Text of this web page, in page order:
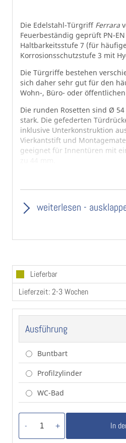
Die Edelstahl-Türgriff Ferrara
Feuerbeständig geprüft PN-EN
Haltbarkeitsstufe 7 (für
Korrosionsschutzstufe 3 mit
Die Türgriffe bestehen
sich daher sehr gut für den
Wohn-, Büro- oder
Die runden Rosetten sind Ø
stark. Die gefederten
inklusive Unterkonstruktion
Vierkantstift und
geeignet für Innentüren mit
1 Paar Türdrücker mit runden
1 Paar Buntbart-,
Griffform: gewölbt/gebogen
Farbe: Edelstahl matt
Klasse 4: EN1906
inklusive 8x8 mm Vierkantstift
weiterlesen -
Lieferbar
Lieferzeit: 2-3 Wochen
Ausführung
Buntbart
Profilzylinder
WC-Bad
- + In